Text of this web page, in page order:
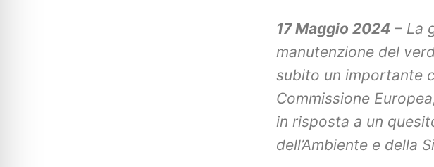
17 Maggio 2024 – La
manutenzione del
subito un importante
Commissione
in risposta a un
dell’Ambiente e della